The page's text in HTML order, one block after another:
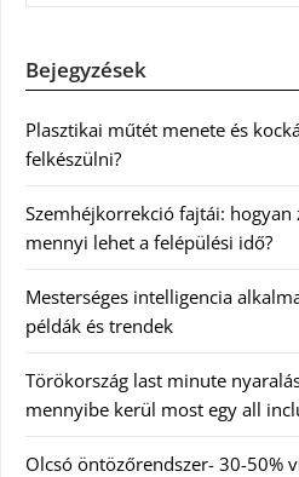
Bejegyzések
Plasztikai műtét menete és
felkészülni?
Szemhéjkorrekció fajtái: hogyan
mennyi lehet a felépülési idő?
Mesterséges intelligencia
példák és trendek
Törökország last minute
mennyibe kerül most egy all
Olcsó öntözőrendszer- 30-50%